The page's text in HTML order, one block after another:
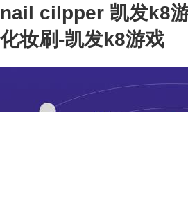
nail cilpper 凯发k8
化妆刷-凯发k8游戏